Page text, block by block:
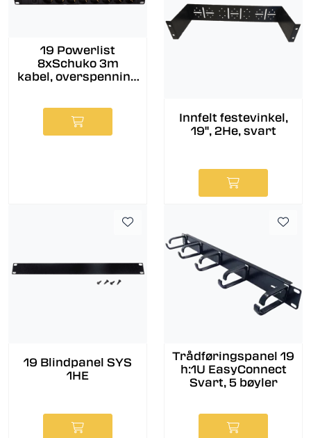
19 Powerlist
8xSchuko 3m
kabel, overspenning
Innfelt festevinkel,
19'', 2He, svart
19 Blindpanel SYS
1HE
Trådføringspanel 19
h:1U EasyConnect
Svart, 5 bøyler